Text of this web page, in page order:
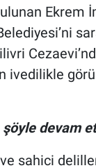
Ekrem
ivedilikle
şöyle devam
sahici